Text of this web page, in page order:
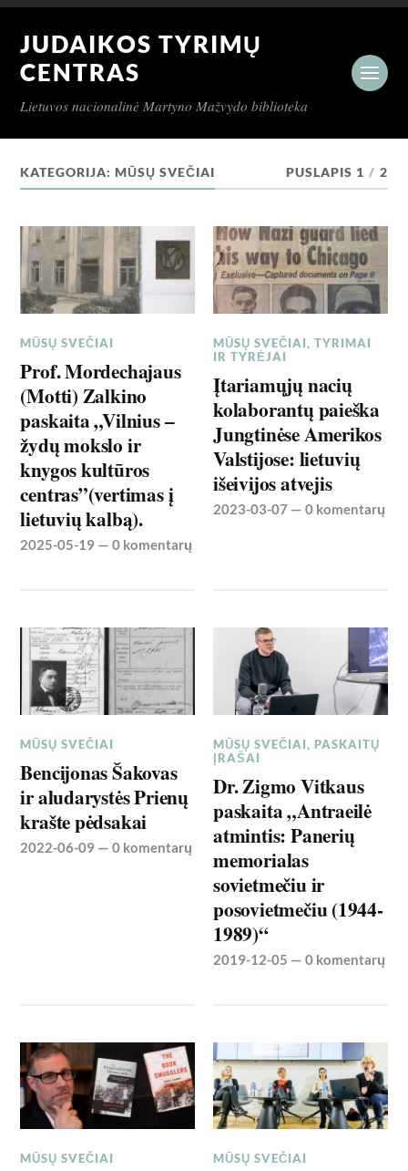
JUDAIKOS TYRIMŲ
CENTRAS
Lietuvos nacionalinė Martyno Mažvydo biblioteka
KATEGORIJA:MŪSŲ SVEČIAI PUSLAPIS 1 / 2
MŪSŲ SVEČIAI
Prof. Mordechajaus
(Motti) Zalkino
paskaita „Vilnius –
žydų mokslo ir
knygos kultūros
centras”(vertimas į
lietuvių kalbą).
2025-05-19 —0 komentarų
MŪSŲ SVEČIAI,TYRIMAI
IR TYRĖJAI
Įtariamųjų nacių
kolaborantų paieška
Jungtinėse Amerikos
Valstijose: lietuvių
išeivijos atvejis
2023-03-07 —0 komentarų
MŪSŲ SVEČIAI
Bencijonas Šakovas
ir aludarystės Prienų
krašte pėdsakai
2022-06-09 —0 komentarų
MŪSŲ SVEČIAI, PASKAITŲ
ĮRAŠAI
Dr. Zigmo Vitkaus
paskaita „Antraeilė
atmintis: Panerių
memorialas
sovietmečiu ir
posovietmečiu (1944-
1989)“
2019-12-05 —0 komentarų
MŪSŲ SVEČIAI MŪSŲ SVEČIAI